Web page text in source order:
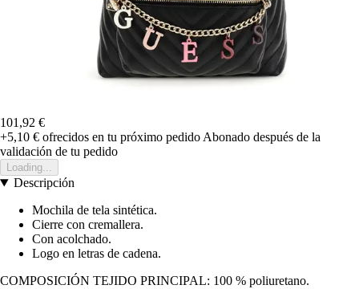
101,92 €
+5,10 € ofrecidos en tu próximo pedido Abonado después de la
validación de tu pedido
Loading...
Descripción
Mochila de tela sintética.
Cierre con cremallera.
Con acolchado.
Logo en letras de cadena.
COMPOSICIÓN TEJIDO PRINCIPAL: 100 % poliuretano.